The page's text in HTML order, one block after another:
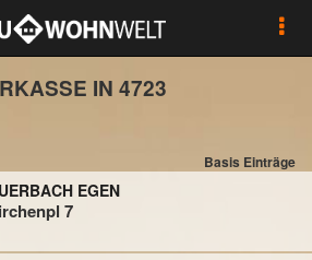
IN 4723
Basis Einträge
EGEN
7